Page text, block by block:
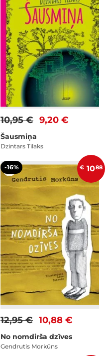
9,20 €
10,95 €
Šausmiņa
Dzintars Tilaks
-16% € 1088
10,88 €
12,95 €
No nomdirša dzīves
Gendrutis Morkūns